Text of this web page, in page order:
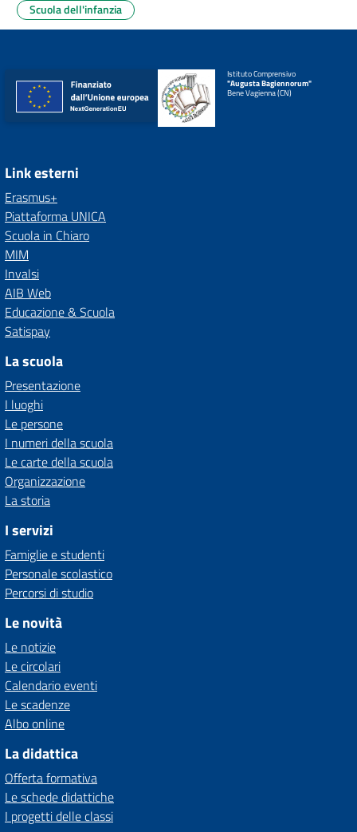
Scuola dell'infanzia
Istituto Comprensivo
"Augusta Bagiennorum"
Bene Vagienna (CN)
Link esterni
Erasmus+
Piattaforma UNICA
Scuola in Chiaro
MIM
Invalsi
AIB Web
Educazione & Scuola
Satispay
La scuola
Presentazione
I luoghi
Le persone
I numeri della scuola
Le carte della scuola
Organizzazione
La storia
I servizi
Famiglie e studenti
Personale scolastico
Percorsi di studio
Le novità
Le notizie
Le circolari
Calendario eventi
Le scadenze
Albo online
La didattica
Offerta formativa
Le schede didattiche
I progetti delle classi